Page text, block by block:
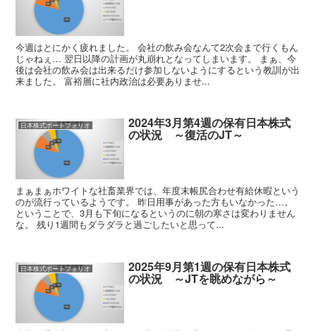
今週はとにかく疲れました。 会社の飲み会なんて2次会まで行くもん
じゃねぇ… 翌日以降の計画が丸崩れとなってしまいます。 まぁ、今
後は会社の飲み会は出来るだけ参加しないようにするという教訓が出
来ました。 富裕層に社内政治は必要ありませ...
日本株式ポートフォリオ 2024年3月第4週の保有日本株式
の状況 ～復活のJT～
まぁまぁホワイトな社畜業界では、年度末帳尻合わせ有給休暇という
のが流行っているようです。 昨日用事があった方もいなかった…。
ということで、3月も下旬になるというのに朝の寒さは変わりません
な。 残り1週間もダラダラと過ごしたいと思って...
日本株式ポートフォリオ 2025年9月第1週の保有日本株式
の状況 ～JTを眺めながら～